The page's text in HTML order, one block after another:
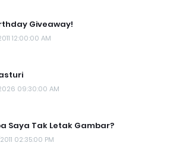
Giveaway!
12:00:00 AM
09:30:00 AM
Saya Tak Letak Gambar?
02:35:00 PM